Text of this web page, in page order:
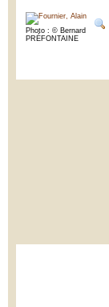
Photo : © Bernard
PRÉFONTAINE